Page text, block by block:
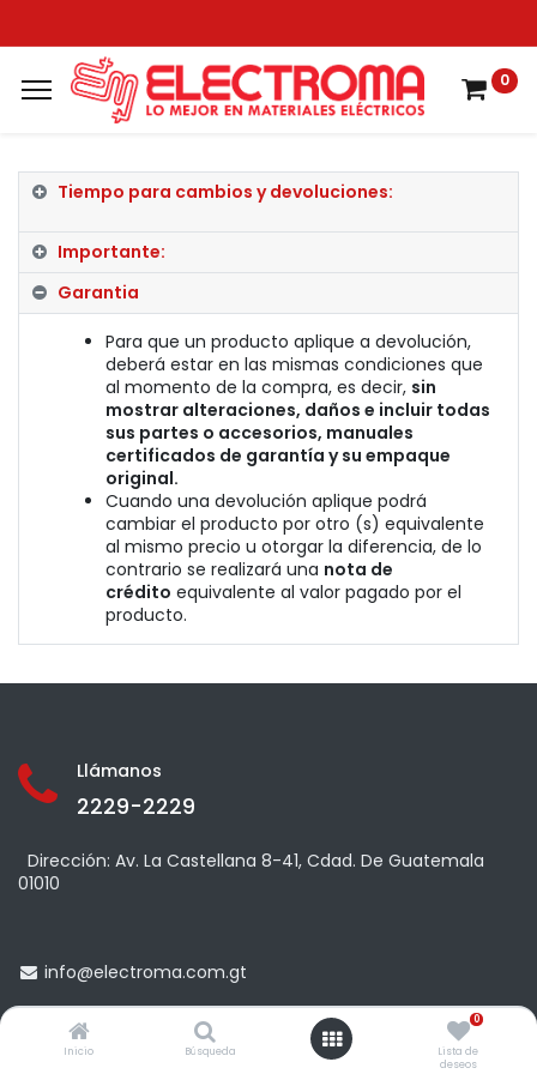
Inicio Búsqueda
0
Lista de
deseos
0
Tiempo para cambios y devoluciones:
Importante:
Garantia
Para que un producto aplique a devolución,
deberá estar en las mismas condiciones que
al momento de la compra, es decir, sin
mostrar alteraciones, daños e incluir todas
sus partes o accesorios, manuales
certificados de garantía y su empaque
original.
Cuando una devolución aplique podrá
cambiar el producto por otro (s) equivalente
al mismo precio u otorgar la diferencia, de lo
contrario se realizará una nota de
crédito equivalente al valor pagado por el
producto.
Llámanos
2229-2229
Dirección: Av. La Castellana 8-41, Cdad. De Guatemala
01010
info@electroma.com.gt
Términos y condiciones